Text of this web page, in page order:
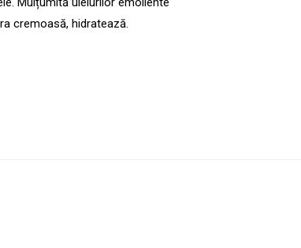
cremoasă, hidratează.